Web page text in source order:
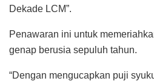
Dekade LCM”.
Penawaran ini untuk
genap berusia sepuluh tahun.
“Dengan mengucapkan puji